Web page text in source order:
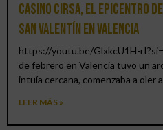
Casino CIRSA, el epicentro
San Valentín en Valencia
https://youtu.be/GlxkcU1H-
de febrero en Valencia tuvo un
intuía cercana, comenzaba a oler
LEER MÁS »